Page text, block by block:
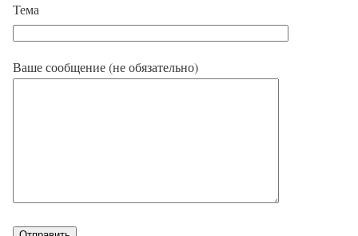
Тема
Ваше сообщение (не обязательно)